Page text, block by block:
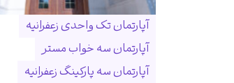
آپارتمان تک واحدی زعفرانیه
آپارتمان سه خواب مستر
آپارتمان سه پارکینگ زعفرانیه